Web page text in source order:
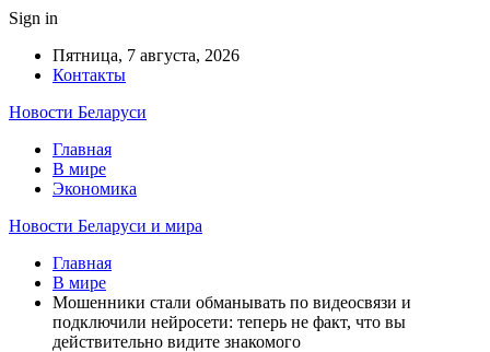
Sign in
Пятница, 7 августа, 2026
Контакты
Новости Беларуси
Главная
В мире
Экономика
Новости Беларуси и мира
Главная
В мире
Мошенники стали обманывать по видеосвязи и
подключили нейросети: теперь не факт, что вы
действительно видите знакомого